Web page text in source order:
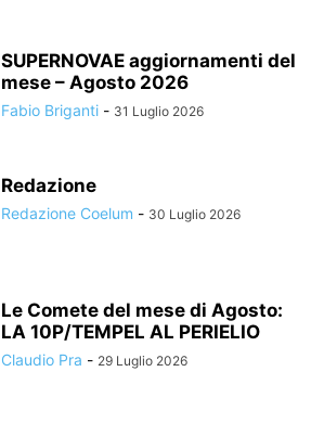
SUPERNOVAE aggiornamenti del
mese – Agosto 2026
Fabio Briganti - 31 Luglio 2026
Redazione
Redazione Coelum - 30 Luglio 2026
Le Comete del mese di Agosto:
LA 10P/TEMPEL AL PERIELIO
Claudio Pra - 29 Luglio 2026